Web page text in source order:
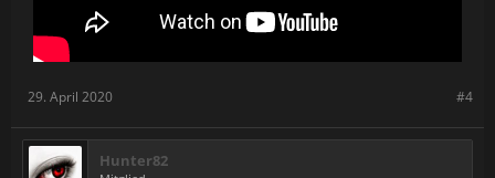
#4
29. April 2020
Hunter82